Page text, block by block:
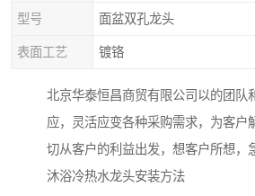
型号 面盆双孔龙头
表面工艺 镀铬
北京华泰恒昌商贸有限公司以的团队
应，灵活应变各种采购需求，为客户
切从客户的利益出发，想客户所想，
沐浴冷热水龙头安装方法